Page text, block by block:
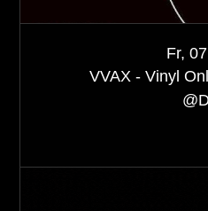
Fr,
VVAX - Vinyl
@